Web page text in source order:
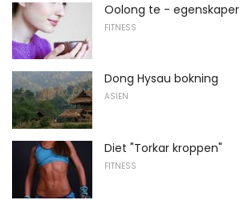
Oolong te - egenskaper
FITNESS
Dong Hysau bokning
ASIEN
Diet "Torkar kroppen"
FITNESS